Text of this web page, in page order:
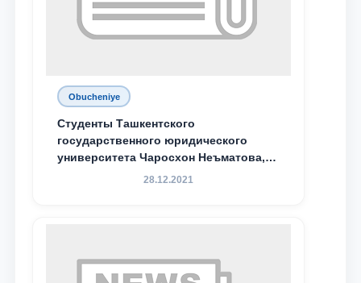
Obucheniye
Студенты Ташкентского
государственного юридического
университета Чаросхон Неъматова,
Севдо Хакимходжаева, Анбарой
специальной стипендии имени
Хадичи Сулеймановой.
28.12.2021